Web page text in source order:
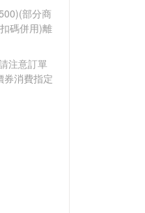
部分商
碼併用)離
注意訂單
券消費指定